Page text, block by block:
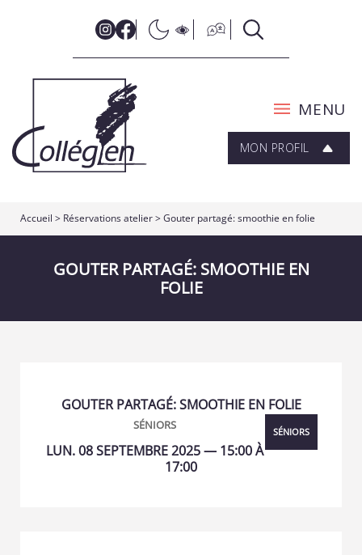
MENU
MON PROFIL
Accueil > Réservations atelier > Gouter partagé: smoothie en folie
GOUTER PARTAGÉ: SMOOTHIE EN
FOLIE
GOUTER PARTAGÉ: SMOOTHIE EN FOLIE
SÉNIORS SÉNIORS
LUN. 08 SEPTEMBRE 2025 — 15:00 À
17:00